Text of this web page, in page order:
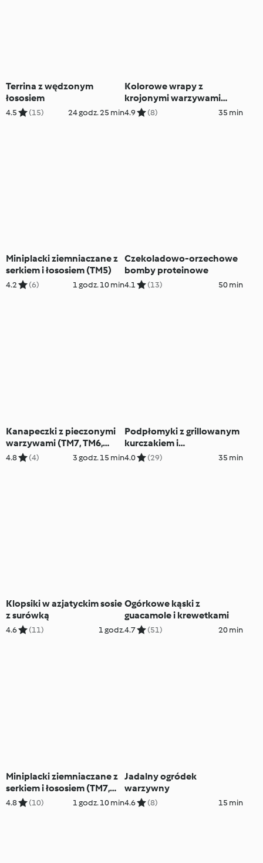
Terrina z wędzonym
łososiem
4.5 (15) 24 godz. 25 min
Kolorowe wrapy z
krojonymi warzywami
(TM7, TM6, TM5)
4.9 (8) 35 min
Miniplacki ziemniaczane z
serkiem i łososiem (TM5)
4.2 (6) 1 godz. 10 min
Czekoladowo-orzechowe
bomby proteinowe
4.1 (13) 50 min
Kanapeczki z pieczonymi
warzywami (TM7, TM6,
TM5)
4.8 (4) 3 godz. 15 min
Podpłomyki z grillowanym
kurczakiem i
brzoskwiniami
4.0 (29) 35 min
Klopsiki w azjatyckim sosie
z surówką
4.6 (11) 1 godz.
Ogórkowe kąski z
guacamole i krewetkami
4.7 (51) 20 min
Miniplacki ziemniaczane z
serkiem i łososiem (TM7,
TM6)
4.8 (10) 1 godz. 10 min
Jadalny ogródek
warzywny
4.6 (8) 15 min